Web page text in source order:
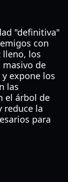
"definitiva"
con
lleno, los
de
y expone los
las
el árbol de
reduce la
para